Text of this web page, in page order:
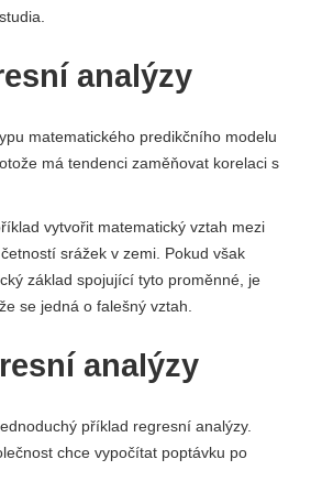
analýzy
matematického predikčního modelu
má tendenci zaměňovat korelaci s
vytvořit matematický vztah mezi
srážek v zemi. Pokud však
základ spojující tyto proměnné, je
se jedná o falešný vztah.
analýzy
příklad regresní analýzy.
chce vypočítat poptávku po